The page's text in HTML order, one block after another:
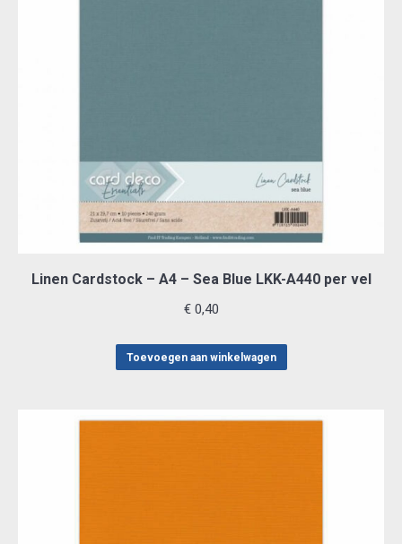
Linen Cardstock – A4 – Sea Blue LKK-A440 per vel
€0,40
Toevoegen aan winkelwagen